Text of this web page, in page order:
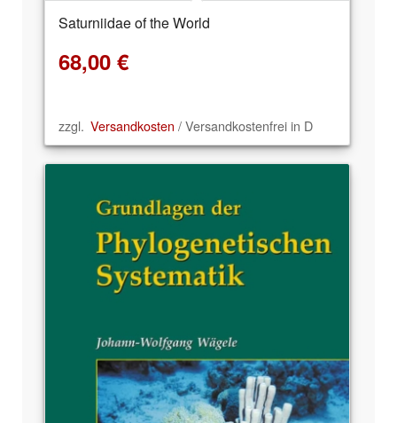
Saturniidae of the World
68,00 €
zzgl. Versandkosten / Versandkostenfrei in D